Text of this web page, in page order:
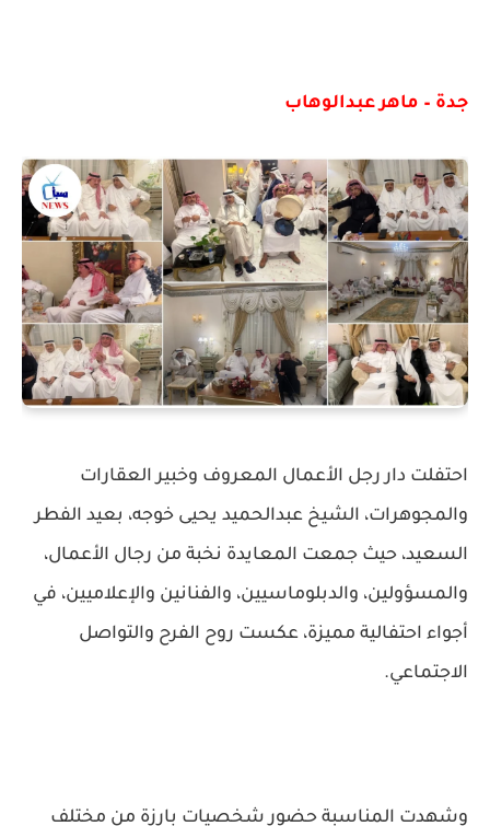
جدة – ماهر عبدالوهاب
احتفلت دار رجل الأعمال المعروف وخبير العقارات
والمجوهرات، الشيخ عبدالحميد يحيى خوجه، بعيد الفطر
السعيد، حيث جمعت المعايدة نخبة من رجال الأعمال،
والمسؤولين، والدبلوماسيين، والفنانين والإعلاميين، في
أجواء احتفالية مميزة، عكست روح الفرح والتواصل
الاجتماعي.
وشهدت المناسبة حضور شخصيات بارزة من مختلف